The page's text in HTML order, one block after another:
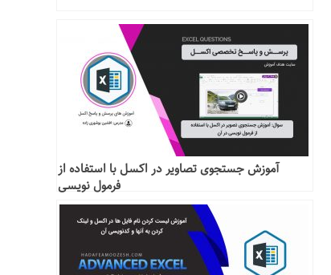
آموزش جستجوی تصاویر در اکسل با استفاده از
فرمول نویسی